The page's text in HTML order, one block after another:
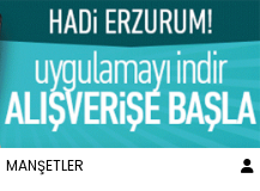
MANŞETLER